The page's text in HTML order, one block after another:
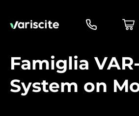
Famiglia
System on